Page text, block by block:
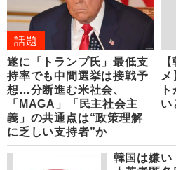
話題
遂に「トランプ氏」最低支
持率でも中間選挙は接戦予
想…分断進む米社会、
「MAGA」「民主社会主
義」の共通点は“政策理解
に乏しい支持者”か
い
韓国は嫌